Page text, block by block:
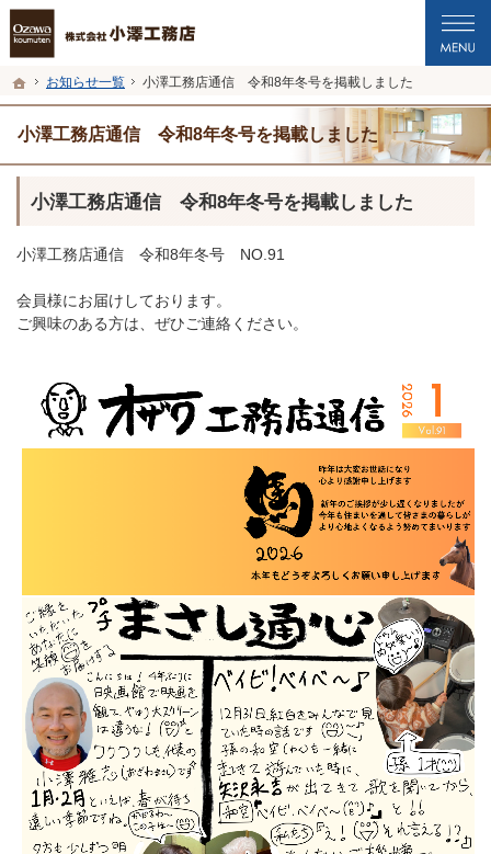
ホーム
お知らせ一覧 小澤工務店通信 令和8年冬号を掲載しました
小澤工務店通信 令和8年冬号を掲載しました
プロの目線からご提案。福井市・鯖江市・坂井市の注文住宅・新築戸建てを手が
福井市・鯖江市・坂井市の新築・注文住宅・新築戸建てを手がける工務店なら小澤
小澤工務店通信 令和8年冬号を掲載しました
小澤工務店通信 令和8年冬号 NO.91
会員様にお届けしております。
ご興味のある方は、ぜひご連絡ください。